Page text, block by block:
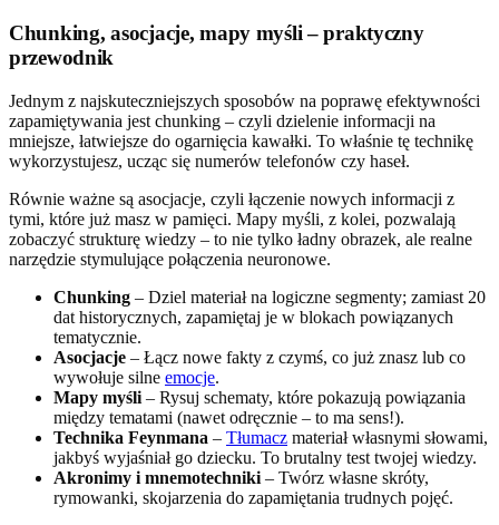
Chunking, asocjacje, mapy myśli – praktyczny
przewodnik
Jednym z najskuteczniejszych sposobów na poprawę efektywności
zapamiętywania jest chunking – czyli dzielenie informacji na
mniejsze, łatwiejsze do ogarnięcia kawałki. To właśnie tę technikę
wykorzystujesz, ucząc się numerów telefonów czy haseł.
Równie ważne są asocjacje, czyli łączenie nowych informacji z
tymi, które już masz w pamięci. Mapy myśli, z kolei, pozwalają
zobaczyć strukturę wiedzy – to nie tylko ładny obrazek, ale realne
narzędzie stymulujące połączenia neuronowe.
Chunking – Dziel materiał na logiczne segmenty; zamiast 20
dat historycznych, zapamiętaj je w blokach powiązanych
tematycznie.
Asocjacje – Łącz nowe fakty z czymś, co już znasz lub co
wywołuje silne emocje.
Mapy myśli – Rysuj schematy, które pokazują powiązania
między tematami (nawet odręcznie – to ma sens!).
Technika Feynmana – Tłumacz materiał własnymi słowami,
jakbyś wyjaśniał go dziecku. To brutalny test twojej wiedzy.
Akronimy i mnemotechniki – Twórz własne skróty,
rymowanki, skojarzenia do zapamiętania trudnych pojęć.